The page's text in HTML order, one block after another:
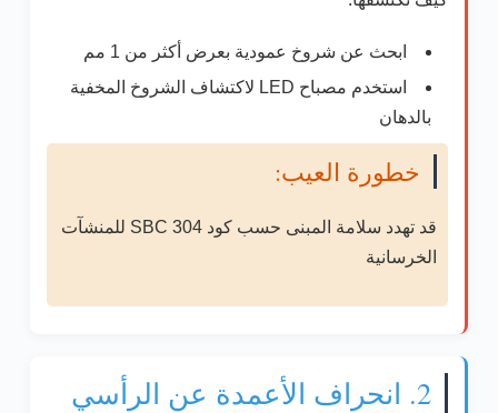
ابحث عن شروخ عمودية بعرض أكثر من 1 مم
استخدم مصباح LED لاكتشاف الشروخ المخفية
بالدهان
خطورة العيب:
قد تهدد سلامة المبنى حسب
كود SBC 304 للمنشآت
الخرسانية
2. انحراف الأعمدة عن الرأسي